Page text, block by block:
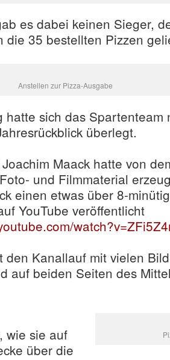
es dabei keinen Sieger,
die 35 bestellten Pizzen
Anstellen zur Pizza-Ausgabe
hatte sich das Spartenteam
überlegt.
Maack hatte von
und Filmmaterial
einen etwas über 8-
YouTube veröffentlicht
den Kanallauf mit vielen
auf beiden Seiten des
wie sie auf
über die